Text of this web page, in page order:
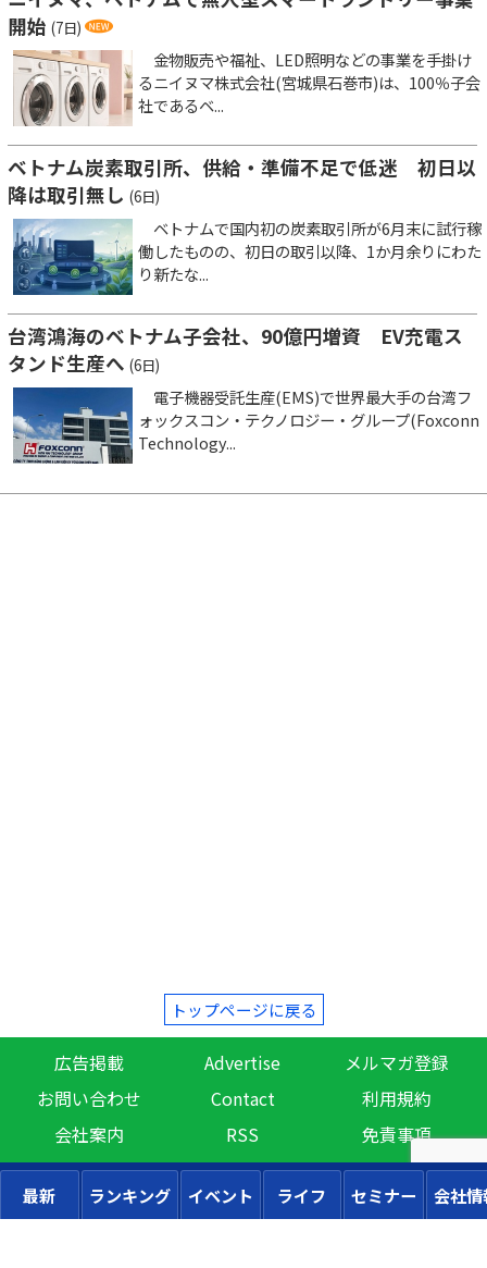
開始 (7日)
金物販売や福祉、LED照明などの事業を手掛け
るニイヌマ株式会社(宮城県石巻市)は、100％子会
社であるベ...
ベトナム炭素取引所、供給・準備不足で低迷 初日以
降は取引無し (6日)
ベトナムで国内初の炭素取引所が6月末に試行稼
働したものの、初日の取引以降、1か月余りにわた
り新たな...
台湾鴻海のベトナム子会社、90億円増資 EV充電ス
タンド生産へ (6日)
電子機器受託生産(EMS)で世界最大手の台湾フ
ォックスコン・テクノロジー・グループ(Foxconn
Technology...
トップページに戻る
広告掲載 Advertise
メルマガ登録
お問い合わせ
Contact
利用規約
会社案内
RSS 免責事項
最新 ランキング イベント ライフ セミナー 会社